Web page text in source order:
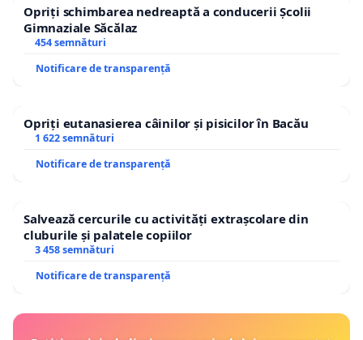
Opriți schimbarea nedreaptă a conducerii Școlii
Gimnaziale Săcălaz
454 semnături
Notificare de transparență
Opriți eutanasierea câinilor și pisicilor în Bacău
1 622 semnături
Notificare de transparență
Salvează cercurile cu activități extrașcolare din
cluburile și palatele copiilor
3 458 semnături
Notificare de transparență